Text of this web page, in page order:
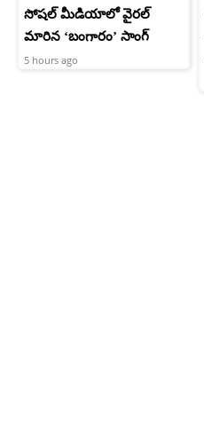
సోషల్ మీడియాలో వైరల్
మారిన ‘బంగారం’ సాంగ్
5 hours ago